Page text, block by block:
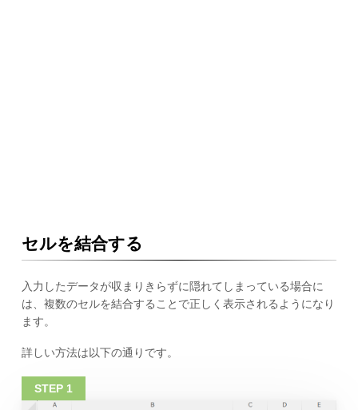
セルを結合する
入力したデータが収まりきらずに隠れてしまっている場合に
は、複数のセルを結合することで正しく表示されるようになり
ます。
詳しい方法は以下の通りです。